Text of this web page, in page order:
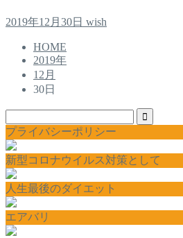
2019年12月30日 wish
HOME
2019年
12月
30日
プライバシーポリシー
新型コロナウイルス対策として
人生最後のダイエット
エアバリ